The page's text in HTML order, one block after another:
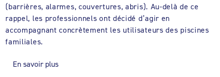
(barrières, alarmes, couvertures, abris). Au-delà de ce
rappel, les professionnels ont décidé d’agir en
accompagnant concrètement les utilisateurs des piscines
familiales.
En savoir plus